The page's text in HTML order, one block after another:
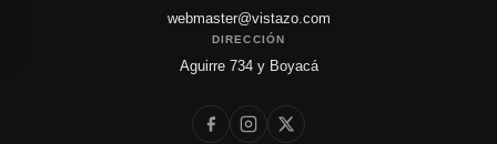
webmaster@vistazo.com
DIRECCIÓN
Aguirre 734 y Boyacá